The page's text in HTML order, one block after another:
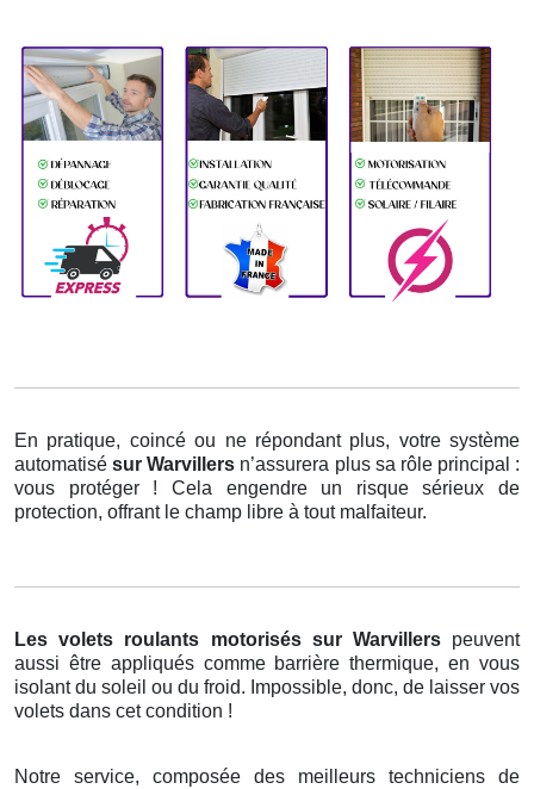
En pratique, coincé ou ne répondant plus, votre système
automatisésur Warvillers n’assurera plus sa rôle principal :
vous protéger ! Cela engendre un risque sérieux de
protection, offrant le champ libre à tout malfaiteur.
Les volets roulants motorisés sur Warvillers peuvent
aussi être appliqués comme barrière thermique, en vous
isolant du soleil ou du froid. Impossible, donc, de laisser vos
volets dans cet condition !
Notre service, composée des meilleurs techniciens de